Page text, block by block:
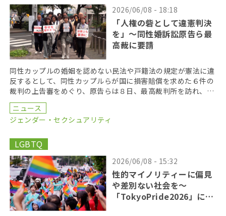
2026/06/08 - 18:18
「人権の砦として違憲判決
を」〜同性婚訴訟原告ら最
高裁に要請
同性カップルの婚姻を認めない民法や戸籍法の規定が憲法に違
反するとして、同性カップルらが国に損害賠償を求めた６件の
裁判の上告審をめぐり、原告らは８日、最高裁判所を訪れ、違
憲判決を出すよう求める署名を提出した。 原告らは最高 […]
ニュース
ジェンダー・セクシュアリティ
LGBTQ
2026/06/08 - 15:32
性的マイノリティーに偏見
や差別ない社会を〜
「TokyoPride2026」に２